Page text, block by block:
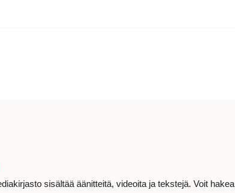
sisältää äänitteitä, videoita ja tekstejä. Voit hakea